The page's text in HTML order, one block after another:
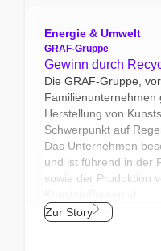
Energie & Umwelt
GRAF-Gruppe
Gewinn durch
Die GRAF-Gruppe,
Familienunternehmen
Herstellung von
Schwerpunkt auf
Das Unternehmen
und ist führend in der
sowie der Produktion
Zur Story